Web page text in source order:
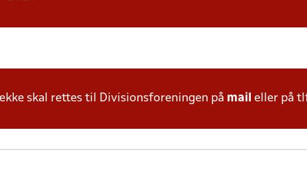
skal rettes til Divisionsforeningen på mail eller på